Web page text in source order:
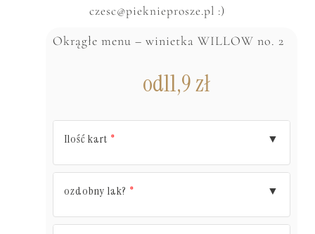
czesc@pieknieprosze.pl :)
Okrągłe menu – winietka WILLOW no. 2
od11,9zł
Ilość kart * ▼
ozdobny lak? * ▼